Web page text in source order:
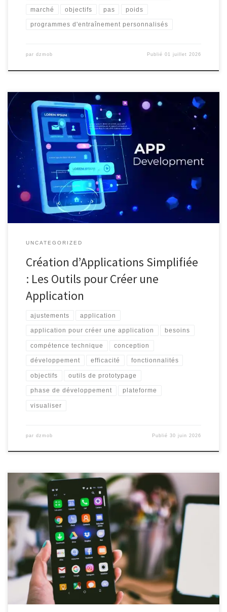
marché objectifs pas poids
programmes d'entraînement personnalisés
par dzmob Publié01 juillet 2026
Article: Application pour Créer une Application Application pour
Créer une Application : Simplifiez le Processus de Développement
Mobile Aujourd’hui, la création d’une application mobile est
devenue essentielle pour de nombreuses entreprises et individus
souhaitant étendre leur présence numérique. Cependant, le
processus de développement peut parfois sembler complexe et
intimidant pour […]
UNCATEGORIZED
Création d’Applications Simplifiée
: Les Outils pour Créer une
Application
ajustements application
application pour créer une application besoins
compétence technique conception
développement efficacité fonctionnalités
objectifs outils de prototypage
phase de développement plateforme
visualiser
par dzmob Publié30 juin 2026
Développer une application Android Développer une application
Android Le développement d’applications Android est devenu un
domaine incontournable dans le monde de la technologie
mobile. Avec des millions d’utilisateurs de smartphones et de
tablettes Android à travers le monde, la création d’applications
pour cette plateforme offre un potentiel énorme pour les […]